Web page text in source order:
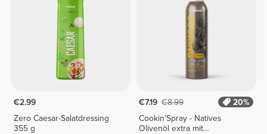
€2.99
Zero Caesar-Salatdressing
355 g
€7.19 €8.99
20%
Cookin'Spray - Natives
Olivenöl extra mit